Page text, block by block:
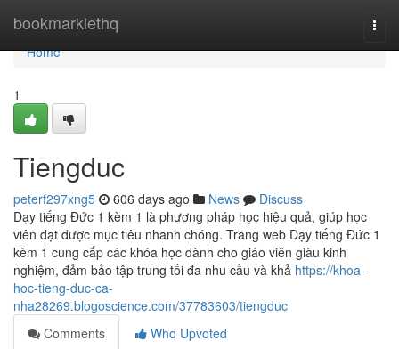
bookmarklethq
Home
Home
1
Tiengduc
peterf297xng5 606 days ago News
Discuss
Dạy tiếng Đức 1 kèm 1 là phương pháp học hiệu quả, giúp học
viên đạt được mục tiêu nhanh chóng. Trang web Dạy tiếng Đức 1
kèm 1 cung cấp các khóa học dành cho giáo viên giàu kinh
nghiệm, đảm bảo tập trung tối đa nhu cầu và khả https://khoa-
hoc-tieng-duc-ca-
nha28269.blogoscience.com/37783603/tiengduc
Comments
Who Upvoted